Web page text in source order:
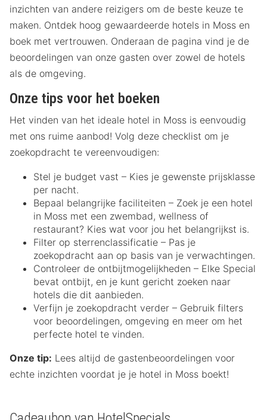
inzichten van andere reizigers om de beste keuze te
maken. Ontdek hoog gewaardeerde hotels in Moss en
boek met vertrouwen. Onderaan de pagina vind je de
beoordelingen van onze gasten over zowel de hotels
als de omgeving.
Onze tips voor het boeken
Het vinden van het ideale hotel in Moss is eenvoudig
met ons ruime aanbod! Volg deze checklist om je
zoekopdracht te vereenvoudigen:
Stel je budget vast – Kies je gewenste prijsklasse
per nacht.
Bepaal belangrijke faciliteiten – Zoek je een hotel
in Moss met een zwembad, wellness of
restaurant? Kies wat voor jou het belangrijkst is.
Filter op sterrenclassificatie – Pas je
zoekopdracht aan op basis van je verwachtingen.
Controleer de ontbijtmogelijkheden – Elke Special
bevat ontbijt, en je kunt gericht zoeken naar
hotels die dit aanbieden.
Verfijn je zoekopdracht verder – Gebruik filters
voor beoordelingen, omgeving en meer om het
perfecte hotel te vinden.
Onze tip: Lees altijd de gastenbeoordelingen voor
echte inzichten voordat je je hotel in Moss boekt!